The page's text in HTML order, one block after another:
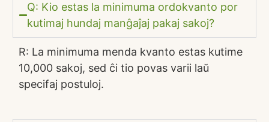
Q: Kio estas la minimuma ordokvanto por
kutimaj hundaj manĝaĵaj pakaj sakoj?
R: La minimuma menda kvanto estas kutime
10,000 sakoj, sed ĉi tio povas varii laŭ
specifaj postuloj.